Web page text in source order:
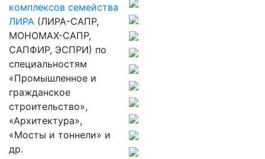
комплексов семейства
ЛИРА (ЛИРА-САПР,
МОНОМАХ-САПР,
САПФИР, ЭСПРИ) по
специальностям
«Промышленное и
гражданское
строительство»,
«Архитектура»,
«Мосты и тоннели» и
др.